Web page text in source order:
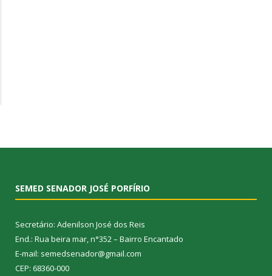
SEMED SENADOR JOSÉ PORFÍRIO
Secretário: Adenilson José dos Reis
End.: Rua beira mar, n°352 – Bairro Encantado
E-mail: semedsenador@gmail.com
CEP: 68360-000